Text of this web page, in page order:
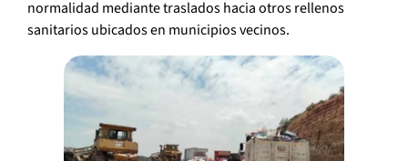
normalidad mediante traslados hacia otros rellenos
sanitarios ubicados en municipios vecinos.